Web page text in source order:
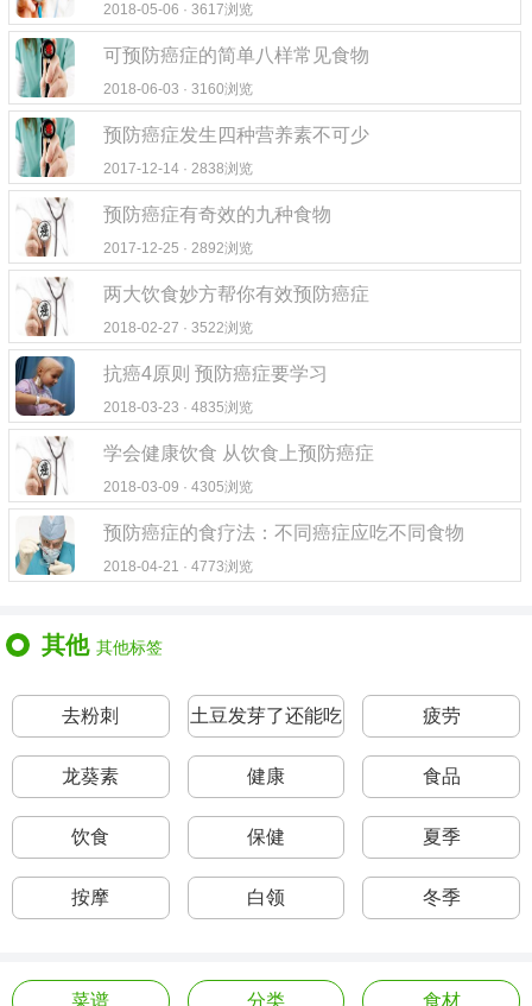
2018-05-06 · 3617浏览
可预防癌症的简单八样常见食物
2018-06-03 · 3160浏览
预防癌症发生四种营养素不可少
2017-12-14 · 2838浏览
预防癌症有奇效的九种食物
2017-12-25 · 2892浏览
两大饮食妙方帮你有效预防癌症
2018-02-27 · 3522浏览
抗癌4原则 预防癌症要学习
2018-03-23 · 4835浏览
学会健康饮食 从饮食上预防癌症
2018-03-09 · 4305浏览
预防癌症的食疗法：不同癌症应吃不同食物
2018-04-21 · 4773浏览
其他 其他标签
去粉刺
土豆发芽了还能吃
吗
疲劳
龙葵素 健康 食品
饮食 保健 夏季
按摩 白领 冬季
菜谱 分类 食材